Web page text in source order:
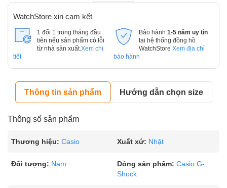
WatchStore xin cam kết
1 đổi 1 trong tháng đầu
tiên nếu sản phẩm có lỗi
từ nhà sản xuất. Xem chi
tiết
Bảo hành 1-5 năm uy tín
tại hệ thống đồng hồ
WatchStore Xem địa chỉ
bảo hành
Thông tin sản phẩm Hướng dẫn chọn size
Thông số sản phẩm
Thương hiệu: Casio Xuất xứ: Nhật
Đối tượng: Nam Dòng sản phẩm: Casio G-
Shock